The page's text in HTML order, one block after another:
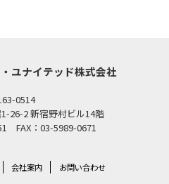
ユナイテッド株式会社
0514
26-2 新宿野村ビル14階
FAX：03-5989-0671
会社案内 お問い合わせ